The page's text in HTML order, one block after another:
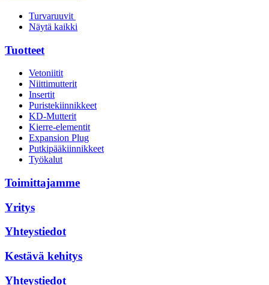
Turvaruuvit
Näytä kaikki
Tuotteet
Vetoniitit
Niittimutterit
Insertit
Puristekiinnikkeet
KD-Mutterit
Kierre-elementit
Expansion Plug
Putkipääkiinnikkeet
Työkalut
Toimittajamme
Yritys
Yhteystiedot
Kestävä kehitys
Yhteystiedot